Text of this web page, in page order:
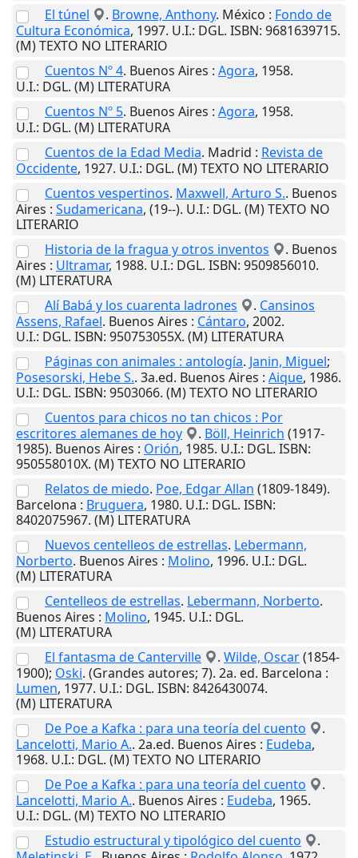
El túnel
. Browne, Anthony. México : Fondo de
Cultura Económica, 1997. U.I.: DGL. ISBN: 9681639715.
(M) TEXTO NO LITERARIO
Cuentos Nº 4. Buenos Aires : Agora, 1958.
U.I.: DGL. (M) LITERATURA
Cuentos Nº 5. Buenos Aires : Agora, 1958.
U.I.: DGL. (M) LITERATURA
Cuentos de la Edad Media. Madrid : Revista de
Occidente, 1927. U.I.: DGL. (M) TEXTO NO LITERARIO
Cuentos vespertinos. Maxwell, Arturo S.. Buenos
Aires : Sudamericana, (19--). U.I.: DGL. (M) TEXTO NO
LITERARIO
Historia de la fragua y otros inventos
. Buenos
Aires : Ultramar, 1988. U.I.: DGL. ISBN: 9509856010.
(M) LITERATURA
Alí Babá y los cuarenta ladrones
. Cansinos
Assens, Rafael. Buenos Aires : Cántaro, 2002.
U.I.: DGL. ISBN: 950753055X. (M) LITERATURA
Páginas con animales : antología. Janin, Miguel;
Posesorski, Hebe S.. 3a.ed. Buenos Aires : Aique, 1986.
U.I.: DGL. ISBN: 9503066. (M) TEXTO NO LITERARIO
Cuentos para chicos no tan chicos : Por
escritores alemanes de hoy
. Böll, Heinrich (1917-
1985). Buenos Aires : Orión, 1985. U.I.: DGL. ISBN:
950558010X. (M) TEXTO NO LITERARIO
Relatos de miedo. Poe, Edgar Allan (1809-1849).
Barcelona : Bruguera, 1980. U.I.: DGL. ISBN:
8402075967. (M) LITERATURA
Nuevos centelleos de estrellas. Lebermann,
Norberto. Buenos Aires : Molino, 1996. U.I.: DGL.
(M) LITERATURA
Centelleos de estrellas. Lebermann, Norberto.
Buenos Aires : Molino, 1945. U.I.: DGL.
(M) LITERATURA
El fantasma de Canterville
. Wilde, Oscar(1854-
1900); Oski. (Grandes autores; 7). 2a. ed. Barcelona :
Lumen, 1977. U.I.: DGL. ISBN: 8426430074.
(M) LITERATURA
De Poe a Kafka : para una teoría del cuento
.
Lancelotti, Mario A.. 2a.ed. Buenos Aires : Eudeba,
1968. U.I.: DGL. (M) TEXTO NO LITERARIO
De Poe a Kafka : para una teoría del cuento
.
Lancelotti, Mario A.. Buenos Aires : Eudeba, 1965.
U.I.: DGL. (M) TEXTO NO LITERARIO
Estudio estructural y tipológico del cuento
.